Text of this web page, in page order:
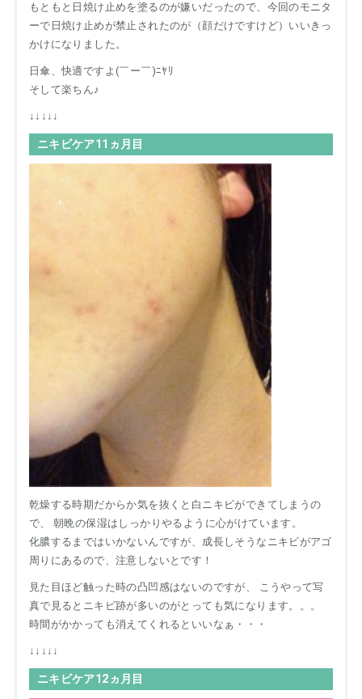
もともと日焼け止めを塗るのが嫌いだったので、今回のモニタ
ーで日焼け止めが禁止されたのが（顔だけですけど）いいきっ
かけになりました。
日傘、快適ですよ(￣ー￣)ﾆﾔﾘ
そして楽ちん♪
↓↓↓↓↓
ニキビケア11ヵ月目
乾燥する時期だからか気を抜くと白ニキビができてしまうの
で、 朝晩の保湿はしっかりやるように心がけています。
化膿するまではいかないんですが、成長しそうなニキビがアゴ
周りにあるので、注意しないとです！
見た目ほど触った時の凸凹感はないのですが、 こうやって写
真で見るとニキビ跡が多いのがとっても気になります。。。
時間がかかっても消えてくれるといいなぁ・・・
↓↓↓↓↓
ニキビケア12ヵ月目